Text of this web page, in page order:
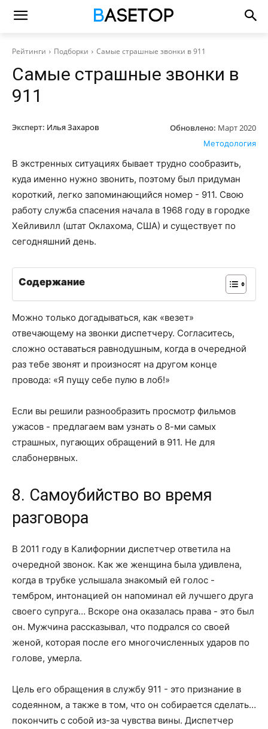
Рейтинги Подборки Самые страшные звонки в 911
Самые страшные звонки в
911
Эксперт: Илья Захаров Обновлено: Март 2020
Методология
В экстренных ситуациях бывает трудно сообразить,
куда именно нужно звонить, поэтому был придуман
короткий, легко запоминающийся номер - 911. Свою
работу служба спасения начала в 1968 году в городке
Хейливилл (штат Оклахома, США) и существует по
сегодняшний день.
Содержание
Можно только догадываться, как «везет»
отвечающему на звонки диспетчеру. Согласитесь,
сложно оставаться равнодушным, когда в очередной
раз тебе звонят и произносят на другом конце
провода: «Я пущу себе пулю в лоб!»
Если вы решили разнообразить просмотр фильмов
ужасов - предлагаем вам узнать о 8-ми самых
страшных, пугающих обращений в 911. Не для
слабонервных.
8. Самоубийство во время
разговора
В 2011 году в Калифорнии диспетчер ответила на
очередной звонок. Как же женщина была удивлена,
когда в трубке услышала знакомый ей голос -
тембром, интонацией он напоминал ей лучшего друга
своего супруга… Вскоре она оказалась права - это был
он. Мужчина рассказывал, что подрался со своей
женой, которая после его многочисленных ударов по
голове, умерла.
Цель его обращения в службу 911 - это признание в
содеянном, а также в том, что он собирается сделать…
покончить с собой из-за чувства вины. Диспетчер